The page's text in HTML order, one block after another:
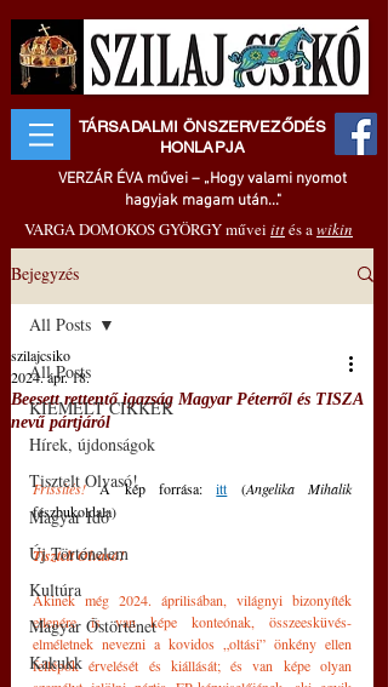
TÁRSADALMI ÖNSZERVEZŐDÉS
HONLAPJA
VERZÁR ÉVA művei – „Hogy valami nyomot
hagyjak magam után..."
VARGA DOMOKOS GYÖRGY művei ittés awikin
Bejegyzés
All Posts
KIEMELT CIKKEK
Hírek, újdonságok
Tisztelt Olvasó!
Magyar Idő
Új Történelem
Kultúra
Magyar Őstörténet
Kakukk
All Posts
Beesett rettentő igazság Magyar Péterről és TISZA
nevű pártjáról
szilajcsiko
2024. ápr. 18.
Frissítés! A kép forrása: itt (Angelika Mihalik
fészbukoldala)
Tisztelt Olvasó!
Akinek még 2024. áprilisában, világnyi bizonyíték
ellenére is van képe konteónak, összeesküvés-
elméletnek nevezni a kovidos „oltási” önkény ellen
fellépők érvelését és kiállását; és van képe olyan